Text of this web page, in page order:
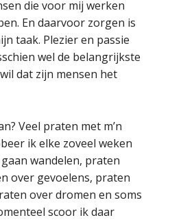
die voor mij werken
En daarvoor zorgen is
taak. Plezier en passie
wel de belangrijkste
dat zijn mensen het
Veel praten met m’n
ik elke zoveel weken
wandelen, praten
over gevoelens, praten
over dromen en soms
scoor ik daar